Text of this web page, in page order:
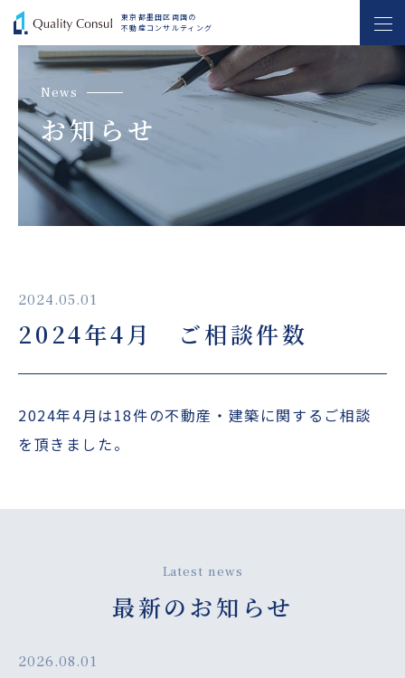
東京都墨田区両国の
不動産コンサルティング
news
お知らせ
2024.05.01
2024年4月 ご相談件数
2024年4月は18件の不動産・建築に関するご相談
を頂きました。
Latest news
最新のお知らせ
2026.08.01